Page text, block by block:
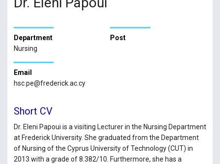
Department
Nursing
Post
Email
hsc.pe@frederick.ac.cy
Short CV
Dr. Eleni Papoui is a visiting Lecturer in the Nursing Department
at Frederick University. She graduated from the Department
of Nursing of the Cyprus University of Technology (CUT) in
2013 with a grade of 8.382/10. Furthermore, she has a